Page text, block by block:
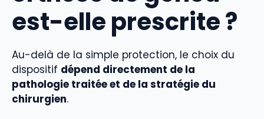
est-elle prescrite ?
Au-delà de la simple protection, le choix du
dispositif dépend directement de la
pathologie traitée et de la stratégie du
chirurgien.